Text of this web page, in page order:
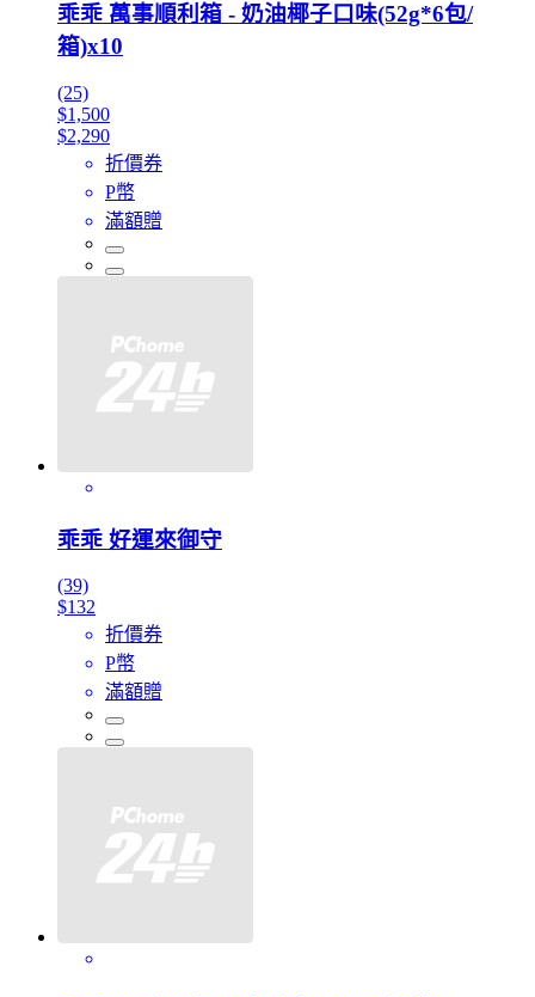
乖乖 萬事順利箱 - 奶油椰子口味(52g*6包/
箱)x10
(25)
$1,500
$2,290
折價券
P幣
滿額贈
乖乖 好運來御守
(39)
$132
折價券
P幣
滿額贈